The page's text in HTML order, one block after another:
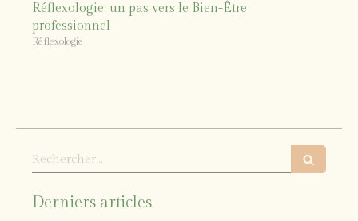
Réflexologie: un pas vers le Bien-Être
professionnel
Réflexologie
Rechercher
Derniers articles